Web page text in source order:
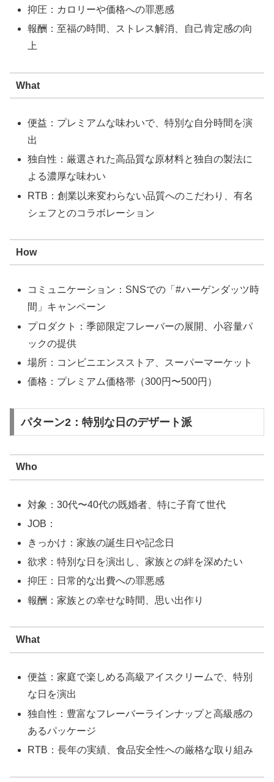
抑圧：カロリーや価格への罪悪感
報酬：至福の時間、ストレス解消、自己肯定感の向
上
What
便益：プレミアムな味わいで、特別な自分時間を演
出
独自性：厳選された高品質な原材料と独自の製法に
よる濃厚な味わい
RTB：創業以来変わらない品質へのこだわり、有名
シェフとのコラボレーション
How
コミュニケーション：SNSでの「#ハーゲンダッツ時
間」キャンペーン
プロダクト：季節限定フレーバーの展開、小容量パ
ックの提供
場所：コンビニエンスストア、スーパーマーケット
価格：プレミアム価格帯（300円〜500円）
パターン2：特別な日のデザート派
Who
対象：30代〜40代の既婚者、特に子育て世代
JOB：
きっかけ：家族の誕生日や記念日
欲求：特別な日を演出し、家族との絆を深めたい
抑圧：日常的な出費への罪悪感
報酬：家族との幸せな時間、思い出作り
What
便益：家庭で楽しめる高級アイスクリームで、特別
な日を演出
独自性：豊富なフレーバーラインナップと高級感の
あるパッケージ
RTB：長年の実績、食品安全性への厳格な取り組み